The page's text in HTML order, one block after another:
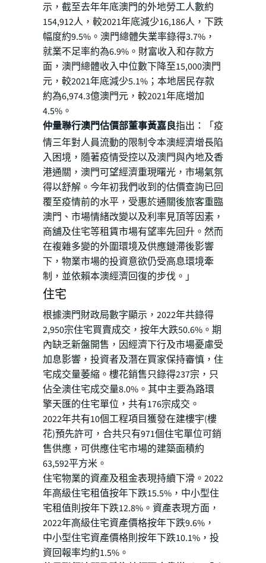
示，截至去年年底澳門的外地勞工人數約
154,912人，較2021年底減少16,186人，下跌
幅度約9.5%。澳門總體失業率錄得3.7%，
就業不足率約為6.9%。財富收入和存款方
面，澳門總體收入中位數下降至15,000澳門
元，較2021年底減少5.1%；本地居民存款
約為6,974.3億澳門元，較2021年底增加
4.5%。
仲量聯行澳門估價部董事黃嘉良指出：「疫
情三年對人員流動的限制令本澳經濟增長陷
入困境，隨著疫情受控以及澳門與內地及香
港通關，澳門可望經濟重現曙光，市場氣氛
得以舒解。今年初我們收到的估價查詢已回
覆至疫情前的水平，受惠於通關後旅客重臨
澳門、市場情緒改變以及利率見頂等因素，
商舖及住宅等租賃市場有望率先回升。然而
在複雜多變的外圍環境及供應鏈滯後影響
下，物業市場的投資意欲仍受高息環境牽
制，並依賴本澳經濟回復的步伐。」
住宅
根據澳門財政局數字顯示，2022年共錄得
2,950宗住宅買賣成交，按年大跌50.6%。期
內缺乏新盤開售，因經濟下行及市場憂慮受
加息影響，投資者及潛在買家保持審慎，住
宅成交量萎縮。樓花銷售只錄得237宗，只
佔全澳住宅成交量8.0%。其中主要為路環
擎天匯的住宅單位，共有176宗成交。
2022年共有10個工程項目獲發在建樓宇(樓
花)預先許可，合共只有971個住宅單位可銷
售供應，可供應住宅市場的建築面積約
63,592平方米。
住宅物業的資產及租金表現持續下滑。2022
年高級住宅租值按年下跌15.5%，中小型住
宅租值則按年下跌12.8%。資產表現方面，
2022年高級住宅資產價格按年下跌9.6%，
中小型住宅資產價格則按年下跌10.1%，投
資回報率均約1.5%。